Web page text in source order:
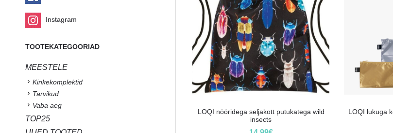
LOQI nööridega seljakott putukatega wild
insects
LOQI lukuga
Instagram
TOOTEKATEGOORIAD
MEESTELE
Kinkekomplektid
Tarvikud
Vaba aeg
TOP25